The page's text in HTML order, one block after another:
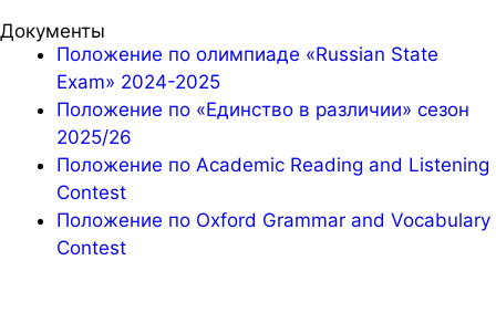
Документы
Положение по олимпиаде «Russian State
Exam» 2024-2025
Положение по «Единство в различии» сезон
2025/26
Положение по Academic Reading and Listening
Contest
Положение по Oxford Grammar and Vocabulary
Contest